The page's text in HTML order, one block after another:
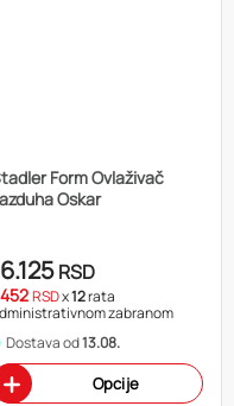
Form Ovlaživač
Oskar
RSD
RSDx12rata
zabranom
Dostava od13.08.
Opcije